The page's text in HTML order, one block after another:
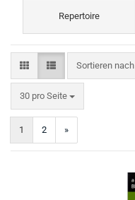
Repertoire
Sortieren nach
Sortieren nach
30 pro Seite
pro Seite
1 2 »